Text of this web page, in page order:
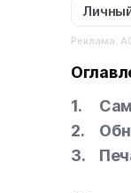
Реклама.